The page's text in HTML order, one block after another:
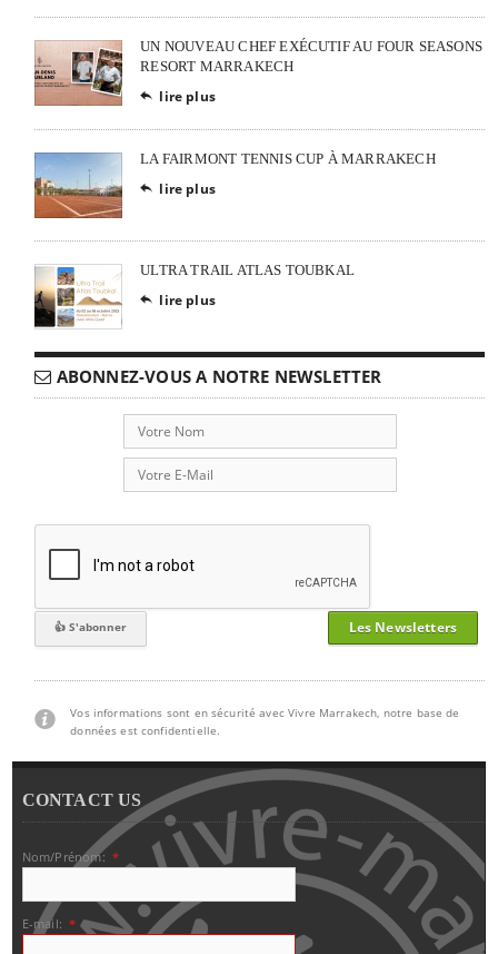
UN NOUVEAU CHEF EXÉCUTIF AU FOUR SEASONS
RESORT MARRAKECH
 lire plus
LA FAIRMONT TENNIS CUP À MARRAKECH
 lire plus
ULTRA TRAIL ATLAS TOUBKAL
 lire plus
ABONNEZ-VOUS A NOTRE NEWSLETTER
Les Newsletters
Vos informations sont en sécurité avec Vivre Marrakech, notre base de
données est confidentielle.
CONTACT US
Nom/Prénom: *
E-mail: *